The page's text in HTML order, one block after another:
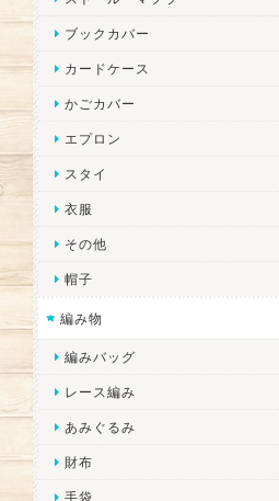
ブックカバー
カードケース
かごカバー
エプロン
スタイ
衣服
その他
帽子
編み物
編みバッグ
レース編み
あみぐるみ
財布
手袋